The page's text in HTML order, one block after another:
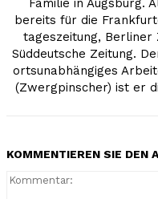
Familie in Augsburg.
bereits für die
tageszeitung, Berliner
Süddeutsche Zeitung.
ortsunabhängiges
(Zwergpinscher) ist er
KOMMENTIEREN SIE DEN